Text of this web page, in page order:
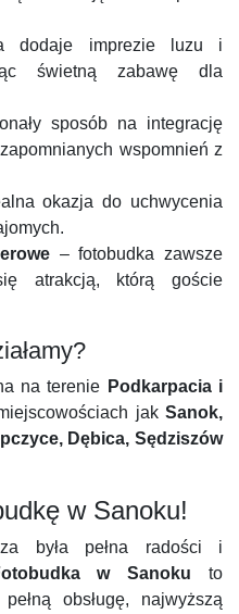
dodaje imprezie luzu i
świetną zabawę dla
sposób na integrację
wspomnień z
okazja do uchwycenia
– fotobudka zawsze
atrakcją, którą goście
na terenie Podkarpacia i
jak Sanok,
Dębica, Sędziszów
w Sanoku!
była pełna radości i
w Sanoku to
obsługę, najwyższą